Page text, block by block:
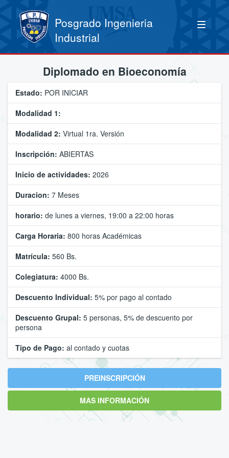
Posgrado Ingenieria
Industrial
Diplomado en Bioeconomía
Estado: POR INICIAR
Modalidad 1:
Modalidad 2: Virtual 1ra. Versión
Inscripción: ABIERTAS
Inicio de actividades: 2026
Duracion: 7 Meses
horario: de lunes a viernes, 19:00 a 22:00 horas
Carga Horaria: 800 horas Académicas
Matrícula: 560 Bs.
Colegiatura: 4000 Bs.
Descuento Individual: 5% por pago al contado
Descuento Grupal: 5 personas, 5% de descuento por
persona
Tipo de Pago: al contado y cuotas
PREINSCRIPCIÓN
MAS INFORMACIÓN